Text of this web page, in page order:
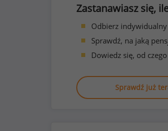
Zastanawiasz się,
Odbierz
Sprawdź, na jaką
Dowiedz się, od
Sprawdź już